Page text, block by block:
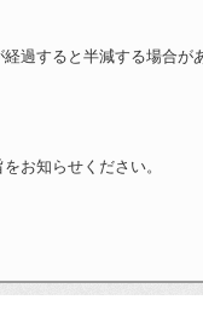
過すると半減する場合が
お知らせください。